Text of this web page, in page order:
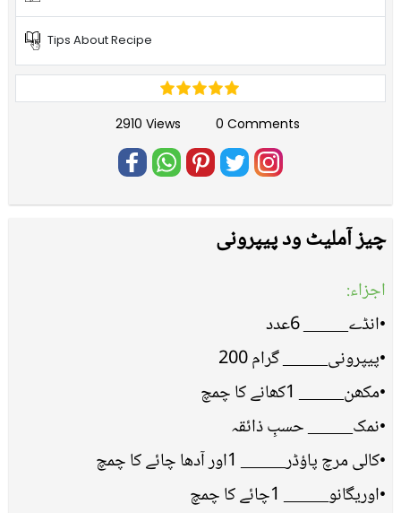
Tips About Recipe
2910 Views 0 Comments
چیز آملیٹ ود پیپرونی
اجزاء:
•انڈے_____ 6عدد
•پیپرونی_____ گرام 200
•مکھن_____ 1کھانے کا چمچ
•نمک_____ حسبِ ذائقہ
•کالی مرچ پاؤڈر_____ 1اور آدھا چائے کا چمچ
•اوریگانو_____ 1چائے کا چمچ